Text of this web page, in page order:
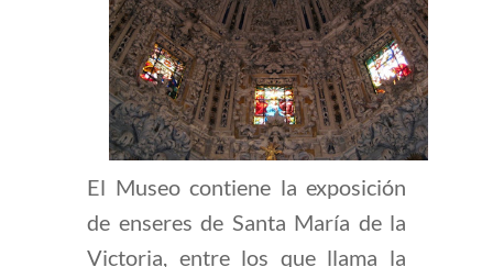
El Museo contiene la exposición
de enseres de Santa María de la
Victoria, entre los que llama la